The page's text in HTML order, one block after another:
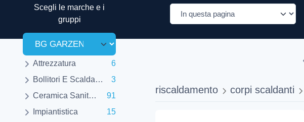
Scegli le marche e i
gruppi
Attrezzatura
6
Bollitori E Scaldabagni
3
Ceramica Sanitaria
91
Impiantistica
15
riscaldamento corpi scaldanti